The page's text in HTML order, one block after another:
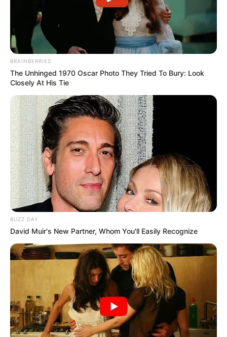
obligaciones sin complicarse más de la cuenta. Con este
ajuste, la
da un paso importante hacia un sistema
tributario más
ágil, moderno y eficiente
COMPARTIR
TEMAS RELACIONADOS
COMERCIANTES FACTURACIÓN ELECTRÓNICA
MANTÉNGASE EN ALERTA
Tenemos todas las noticias que le
favor, active las notificaciones de Alerta.
ACTIVAR AHORA
TEMAS DESTACADOS
BRAINBERRIES
The Unhinged 1970 Oscar Photo They Tried To Bury: Look
Closely At His Tie
BUZZ DAY
David Muir's New Partner, Whom You'll Easily Recognize